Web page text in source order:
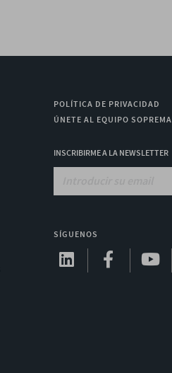
POLÍTICA DE PRIVACIDAD
ÚNETE AL EQUIPO SOPREMA
INSCRIBIRME A LA NEWSLETTER
SÍGUENOS